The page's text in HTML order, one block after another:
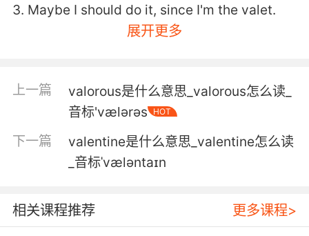
3. Maybe I should do it, since I'm the valet.
也许应该我来收拾 既然我是男仆
phone.
我是你的仆人嗎 那是你的手機
5. You pick a restaurant that has no valet.
6. Tell them to valet, not to be stubborn.
展开更多
上一篇
valorous是什么意思_valorous怎么读_
音标'vælərəs
HOT
下一篇
valentine是什么意思_valentine怎么读
_音标ˈvæləntaɪn
相关课程推荐 更多课程>